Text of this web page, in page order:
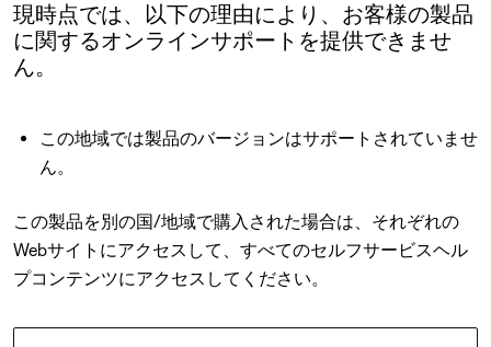
現時点では、以下の理由により、お客様の製品
に関するオンラインサポートを提供できませ
ん。
この地域では製品のバージョンはサポートされていませ
ん。
この製品を別の国/地域で購入された場合は、それぞれの
Webサイトにアクセスして、すべてのセルフサービスヘル
プコンテンツにアクセスしてください。